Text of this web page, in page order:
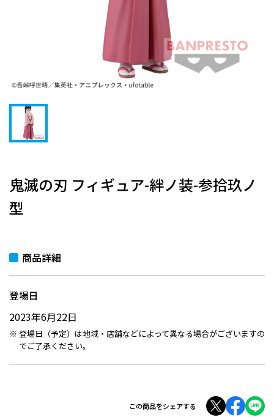
鬼滅の刃 フィギュア-絆ノ装-参拾玖ノ
型
商品詳細
登場日
2023年6月22日
登場日（予定）は地域・店舗などによって異なる場合がございますの
でご了承ください。
この商品をシェアする